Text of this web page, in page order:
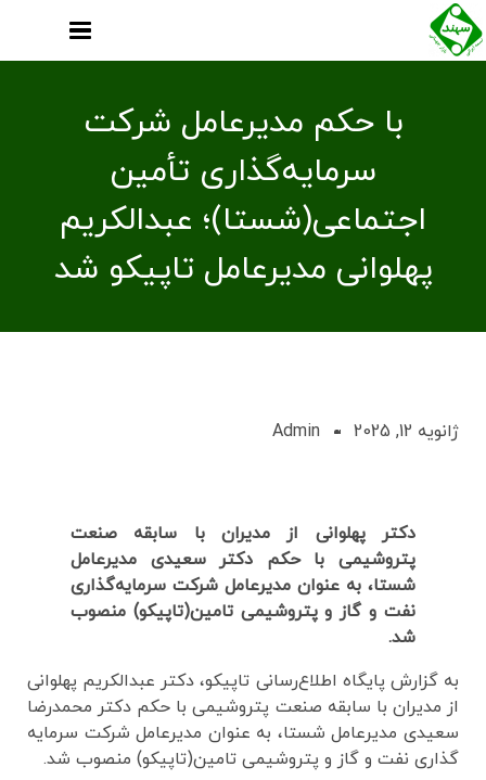
با حکم مدیرعامل شرکت
سرمایه‌گذاری تأمین
اجتماعی(شستا)؛ عبدالکریم
پهلوانی مدیرعامل تاپیکو شد
ژانویه 12, 2025 Admin
دکتر پهلوانی از مدیران با سابقه صنعت
پتروشیمی با حکم دکتر سعیدی مدیرعامل
شستا، به عنوان مدیرعامل شرکت سرمایه‌گذاری
نفت و گاز و پتروشیمی تامین(تاپیکو) منصوب
شد.
به گزارش پایگاه اطلاع‌رسانی تاپیکو، دکتر عبدالکریم پهلوانی
از مدیران با سابقه صنعت پتروشیمی با حکم دکتر محمدرضا
سعیدی مدیرعامل شستا، به عنوان مدیرعامل شرکت سرمایه
گذاری نفت و گاز و پتروشیمی تامین(تاپیکو) منصوب شد.